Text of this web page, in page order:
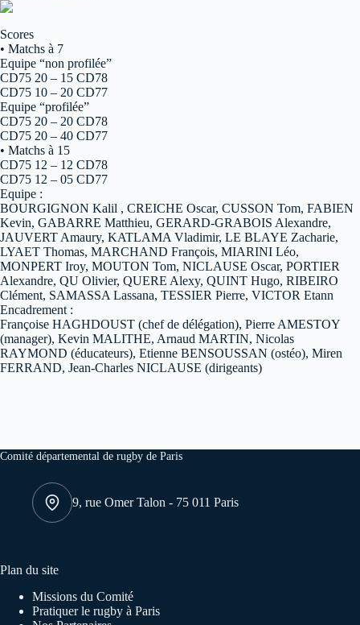
Scores
• Matchs à 7
Equipe “non profilée”
CD75 20 – 15 CD78
CD75 10 – 20 CD77
Equipe “profilée”
CD75 20 – 20 CD78
CD75 20 – 40 CD77
• Matchs à 15
CD75 12 – 12 CD78
CD75 12 – 05 CD77
Equipe :
BOURGIGNON Kalil , CREICHE Oscar, CUSSON Tom, FABIEN
Kevin, GABARRE Matthieu, GERARD-GRABOIS Alexandre,
JAUVERT Amaury, KATLAMA Vladimir, LE BLAYE Zacharie,
LYAET Thomas, MARCHAND François, MIARINI Léo,
MONPERT Iroy, MOUTON Tom, NICLAUSE Oscar, PORTIER
Alexandre, QU Olivier, QUERE Alexy, QUINT Hugo, RIBEIRO
Clément, SAMASSA Lassana, TESSIER Pierre, VICTOR Etann
Encadrement :
Françoise HAGHDOUST (chef de délégation), Pierre AMESTOY
(manager), Kevin MALITHE, Arnaud MARTIN, Nicolas
RAYMOND (éducateurs), Etienne BENSOUSSAN (ostéo), Miren
FERRAND, Jean-Charles NICLAUSE (dirigeants)
Comité départemental de rugby de Paris
9, rue Omer Talon - 75 011 Paris
Plan du site
Missions du Comité
Pratiquer le rugby à Paris